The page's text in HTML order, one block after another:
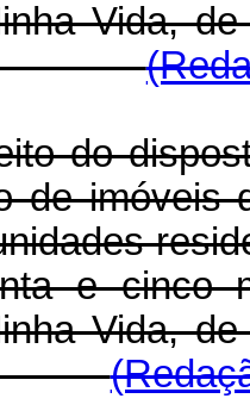
Vida,
do
de imóveis
e cinco
Vida,